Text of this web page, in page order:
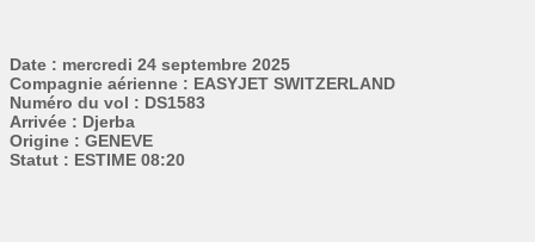
Date : mercredi 24 septembre 2025
Compagnie aérienne : EASYJET SWITZERLAND
Numéro du vol : DS1583
Arrivée : Djerba
Origine : GENEVE
Statut : ESTIME 08:20